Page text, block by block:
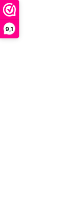
9,1